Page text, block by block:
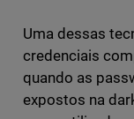
Uma dessas
credenciais
quando as
expostos na